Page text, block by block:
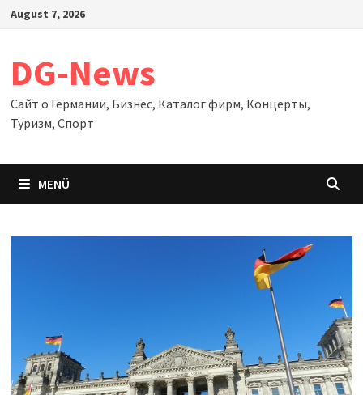
Zum
August 7, 2026
DG-News
Сайт о Германии, Бизнес, Каталог фирм, Концерты,
Туризм, Спорт
MENÜ